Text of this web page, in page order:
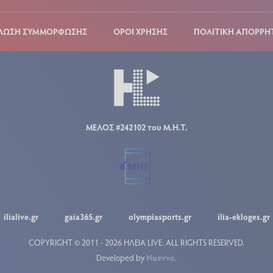
ΣΥΜΜΟΡΦΩΣΗΣ ΟΡΟΙ ΧΡΗΣΗΣ ΠΟΛΙΤΙΚΗ
ΜΕΛΟΣ #242102 του Μ.Η.Τ.
ilialive.gr gaia365.gr olympiasports.gr ilia-ekloges.gr
COPYRIGHT © 2011 - 2026 ΗΛΕΙΑ LIVE. ALL RIGHTS RESERVED.
Developed by Nuevvo.